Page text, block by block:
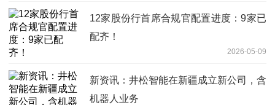
12家股份行首席合规官配置进度：9家已
配齐！
2026-05-09
新资讯：井松智能在新疆成立新公司，含
机器人业务